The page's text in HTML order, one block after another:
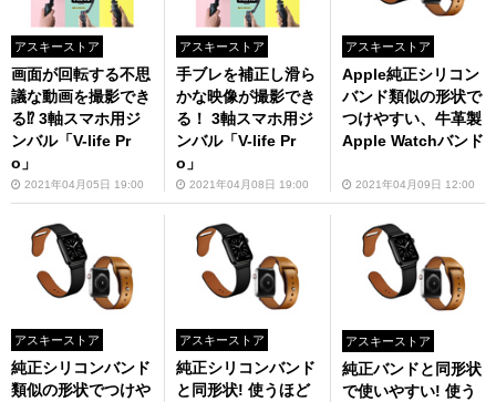
アスキーストア
画面が回転する不思
議な動画を撮影でき
る⁉ 3軸スマホ用ジ
ンバル「V-life Pr
o」
2021年04月05日 19:00
アスキーストア
手ブレを補正し滑ら
かな映像が撮影でき
る！ 3軸スマホ用ジ
ンバル「V-life Pr
o」
2021年04月08日 19:00
アスキーストア
Apple純正シリコン
バンド類似の形状で
つけやすい、牛革製
Apple Watchバンド
2021年04月09日 12:00
アスキーストア
純正シリコンバンド
類似の形状でつけや
アスキーストア
純正シリコンバンド
と同形状! 使うほど
アスキーストア
純正バンドと同形状
で使いやすい! 使う